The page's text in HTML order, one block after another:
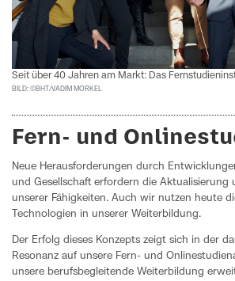
Seit über 40 Jahren am Markt: Das
BILD: ©BHT/VADIM MORKEL
Fern- und
Neue Herausforderungen durch
und Gesellschaft erfordern die Aktualisierung
unserer Fähigkeiten. Auch wir nutzen heute
Technologien in unserer Weiterbildung.
Der Erfolg dieses Konzepts zeigt sich in der
Resonanz auf unsere Fern- und
unsere berufsbegleitende Weiterbildung